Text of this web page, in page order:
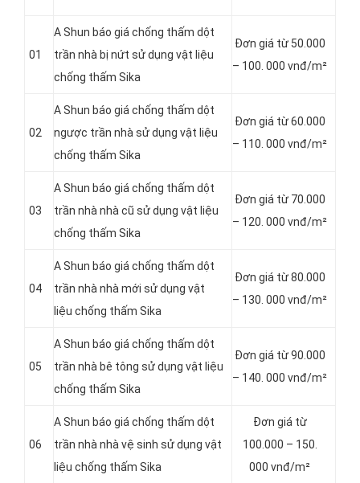
01
A Shun báo giá chống thấm dột
trần nhà bị nứt sử dụng vật liệu
chống thấm Sika
Đơn giá từ 50.000
– 100. 000 vnđ/m²
02
A Shun báo giá chống thấm dột
ngược trần nhà sử dụng vật liệu
chống thấm Sika
Đơn giá từ 60.000
– 110. 000 vnđ/m²
03
A Shun báo giá chống thấm dột
trần nhà nhà cũ sử dụng vật liệu
chống thấm Sika
Đơn giá từ 70.000
– 120. 000 vnđ/m²
04
A Shun báo giá chống thấm dột
trần nhà nhà mới sử dụng vật
liệu chống thấm Sika
Đơn giá từ 80.000
– 130. 000 vnđ/m²
05
A Shun báo giá chống thấm dột
trần nhà bê tông sử dụng vật liệu
chống thấm Sika
Đơn giá từ 90.000
– 140. 000 vnđ/m²
06
A Shun báo giá chống thấm dột
trần nhà nhà vệ sinh sử dụng vật
liệu chống thấm Sika
Đơn giá từ
100.000 – 150.
000 vnđ/m²